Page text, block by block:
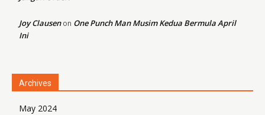
Joy Clausenon One Punch Man Musim Kedua Bermula April
Ini
Archives
May 2024